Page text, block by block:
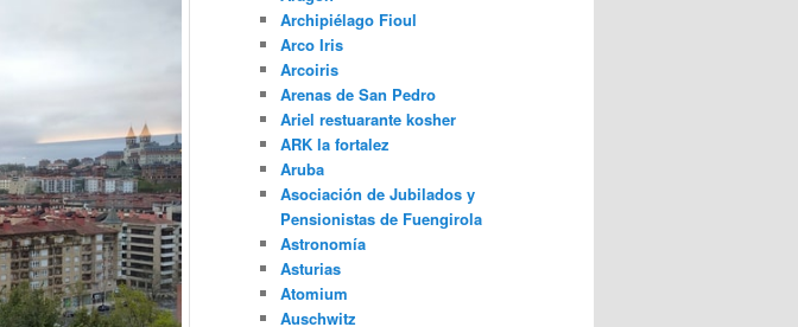
Archipiélago Fioul
Arco Iris
Arcoiris
Arenas de San Pedro
Ariel restuarante kosher
ARK la fortalez
Aruba
Asociación de Jubilados y
Pensionistas de Fuengirola
Astronomía
Asturias
Atomium
Auschwitz